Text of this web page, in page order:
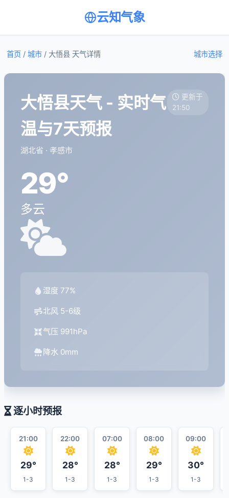
云知气象
城市选择
首页 / 城市 / 大悟县 天气详情
大悟县天气 - 实时气
温与7天预报
湖北省 · 孝感市
更新于
21:50
29°
多云
湿度 77%
北风 5-6级
气压 991hPa
降水 0mm
逐小时预报
21:00
29°
1-3
22:00
28°
1-3
07:00
28°
1-3
08:00
29°
1-3
09:00
30°
1-3